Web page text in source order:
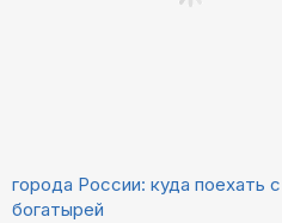
города России: куда поехать
богатырей